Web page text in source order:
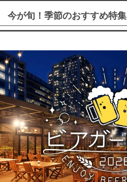
今が旬！季節のおすすめ特集